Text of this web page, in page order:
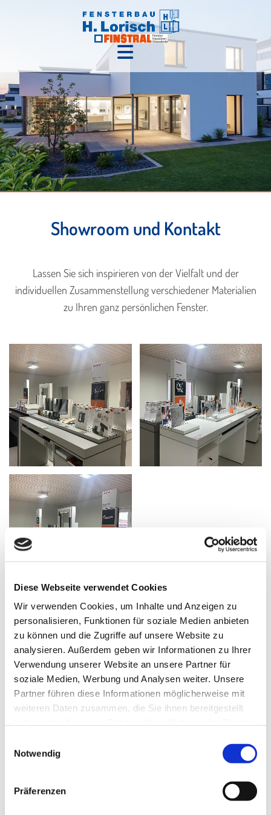
Diese Webseite verwendet Cookies
Wir verwenden Cookies, um Inhalte und Anzeigen zu
personalisieren, Funktionen für soziale Medien anbieten
zu können und die Zugriffe auf unsere Website zu
analysieren. Außerdem geben wir Informationen zu Ihrer
Verwendung unserer Website an unsere Partner für
soziale Medien, Werbung und Analysen weiter. Unsere
Partner führen diese Informationen möglicherweise mit
weiteren Daten zusammen, die Sie ihnen bereitgestellt
Notwendig
Präferenzen
Showroom und Kontakt
Lassen Sie sich inspirieren von der Vielfalt und der
individuellen Zusammenstellung verschiedener Materialien
zu Ihren ganz persönlichen Fenster.
Kontakt
H. Lorisch e.K. Fenster u. Türen in Ortenberg-
Eckartsborn
Hangstraße 7